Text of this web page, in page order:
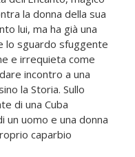
la donna della sua
lui, ma ha già una
lo sguardo sfuggente
e irrequieta come
incontro a una
la Storia. Sullo
di una Cuba
uomo e una donna
caparbio